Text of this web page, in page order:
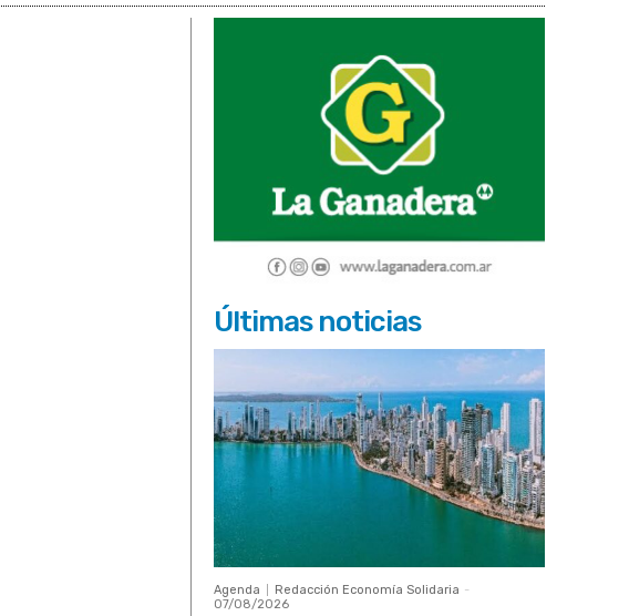
Últimas noticias
Agenda Redacción Economía Solidaria -
07/08/2026